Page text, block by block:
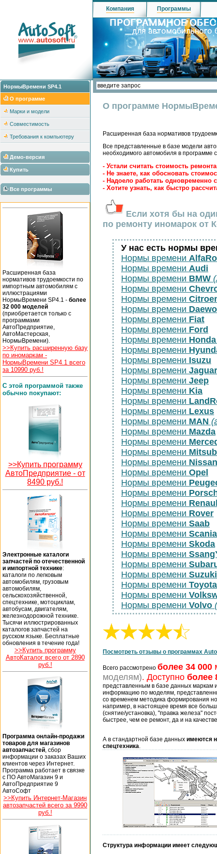
НормыВремени SP4.1
О программе
Марки и модели
Совместимость
Требования к компьютеру
Демо-версия
Купить
Все программы
Расширенная база
нормативов трудоемкости по
импортным автомобилям с
иллюстрациями
НормыВремени SP4.1 - более
32 000 моделей
(приобретается только с
программами
АвтоПредприятие,
АвтоМастерская,
НормыВремени).
>>Купить расширенную базу
по иномаркам -
НормыВремени SP4.1 всего
за 10990 руб.!
С этой программой также
обычно покупают:
>>Купить программу
АвтоПредприятие - от
8490 руб.!
Электронные каталоги
запчастей по отечественной
и импортной технике:
каталоги по легковым
автомобилям, грузовым
автомобилям,
сельскохозяйственной,
спецтехнике, мотоциклам,
автобусам, двигателям,
железнодорожной технике.
Тысячи иллюстрированных
каталогов запчастей на
русском языке. Бесплатные
обновления в течение года!
>>Купить программу
АвтоКаталог всего от 2890
руб.!
Программа онлайн-продажи
товаров для магазинов
автозапчастей , сбор
информации о заказах Ваших
клиентов через Интернет.
Программа работает в связке
с ПО АвтоМагазин 9 и
АвтоПредприятие 9
АвтоСофт
>>Купить Интернет-Магазин
автозапчастей всего за 9990
руб.!
Компания Программы
О программе
Расширенная база нормативов
Все представленные в базе модели
необходимого автомобиля в программе
- Устали считать стоимость
- Не знаете, как обосновать
- Надоело работать
- Хотите узнать, как быстро
Если хотя бы на
по ремонту иномарок от
У нас есть нормы
Нормы времени
Нормы времени Audi
Нормы времени BMW
Нормы времени
Нормы времени
Нормы времени
Нормы времени Fiat
Нормы времени Ford
Нормы времени Honda
Нормы времени
Нормы времени Isuzu
Нормы времени Jaguar
Нормы времени Jeep
Нормы времени Kia
Нормы времени
Нормы времени Lexus
Нормы времени MAN
Нормы времени Mazda
Нормы времени
Нормы времени
Нормы времени Nissan
Нормы времени Opel
Нормы времени
Нормы времени
Нормы времени
Нормы времени Rover
Нормы времени Saab
Нормы времени Scania
Нормы времени Skoda
Нормы времени
Нормы времени
Нормы времени Suzuki
Нормы времени Toyota
Нормы времени
Нормы времени Volvo
Посмотреть отзывы о программах
Всего рассмотрено более 34 000
моделям). Доступно более
представленным в базе данных
информацию по моделям,
со временем методика формирования
например, в настоящее время все
(снятие/установка), "правка железа"
быстрее, чем ее ремонт, да и на
А в стандартной базе данных имеются
спецтехника.
Структура информации имеет